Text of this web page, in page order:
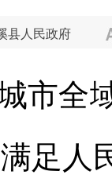
县人民政府
市全
足人